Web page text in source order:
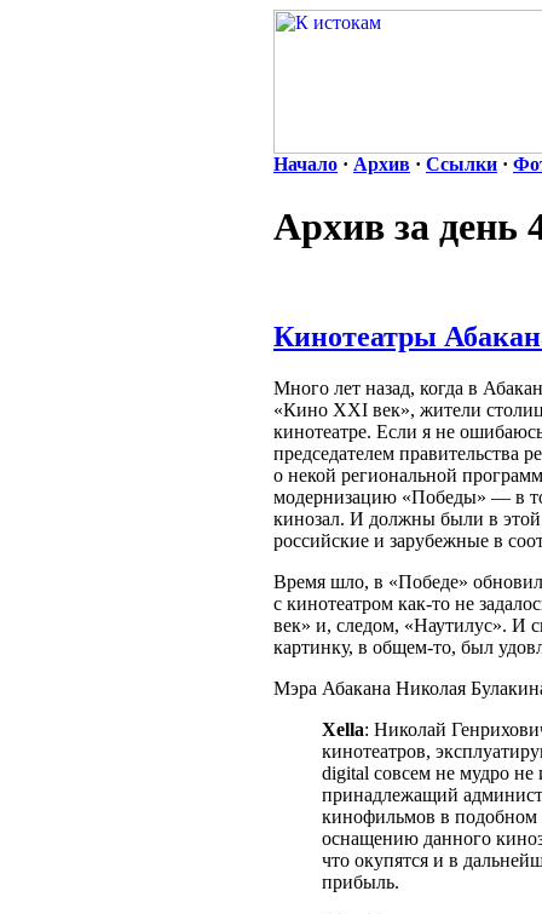
Начало · Архив · Ссылки ·
Архив за день
Кинотеатры
Много лет назад, когда в
«Кино XXI век», жители
кинотеатре. Если я не
председателем правительства
о некой региональной
модернизацию «Победы» — в
кинозал. И должны были в
российские и зарубежные в
Время шло, в «Победе»
с кинотеатром как-то не
век» и, следом, «Наутилус». И
картинку, в общем-то, был
Мэра Абакана Николая
Xella: Николай
кинотеатров,
digital совсем не мудро не
принадлежащий
кинофильмов в подобном
оснащению данного
что окупятся и в
прибыль.